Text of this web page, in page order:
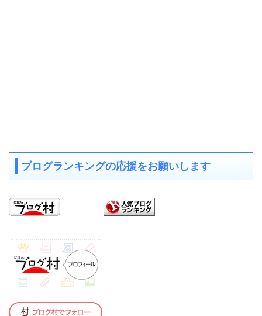
ブログランキングの応援をお願いします